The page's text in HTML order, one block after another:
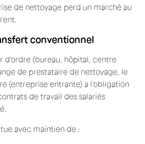
de nettoyage perd un marché au
conventionnel
d'ordre (bureau, hôpital, centre
de prestataire de nettoyage, le
(entreprise entrante) a l'obligation
de travail des salariés
avec maintien de :